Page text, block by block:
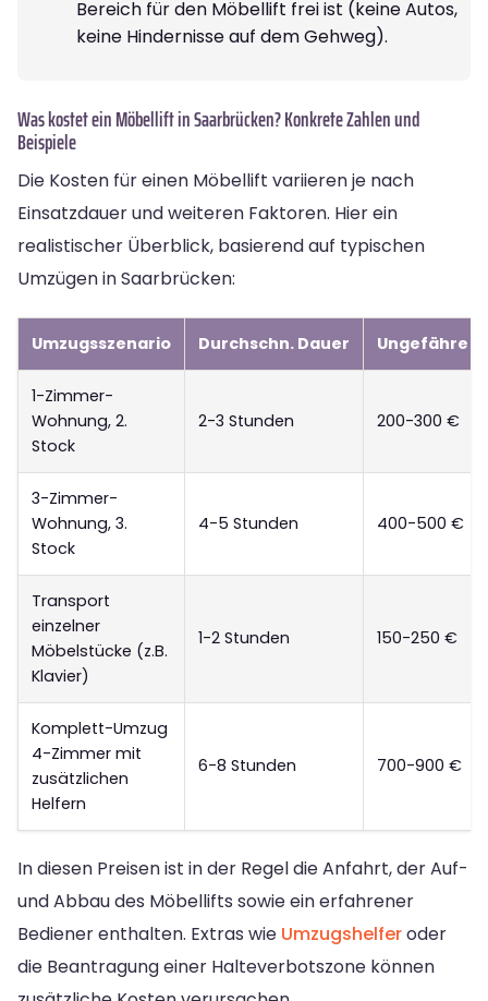
Bereich für den Möbellift frei ist (keine Autos,
keine Hindernisse auf dem Gehweg).
Was kostet ein Möbellift in Saarbrücken? Konkrete Zahlen und
Beispiele
Die Kosten für einen Möbellift variieren je nach
Einsatzdauer und weiteren Faktoren. Hier ein
realistischer Überblick, basierend auf typischen
Umzügen in Saarbrücken:
Umzugsszenario Durchschn. Dauer Ungefähre
1-Zimmer-
Wohnung, 2.
Stock
2-3 Stunden 200-300 €
3-Zimmer-
Wohnung, 3.
Stock
4-5 Stunden 400-500 €
Transport
einzelner
Möbelstücke (z.B.
Klavier)
1-2 Stunden 150-250 €
Komplett-Umzug
4-Zimmer mit
zusätzlichen
Helfern
6-8 Stunden 700-900 €
In diesen Preisen ist in der Regel die Anfahrt, der Auf-
und Abbau des Möbellifts sowie ein erfahrener
Bediener enthalten. Extras wie Umzugshelferoder
die Beantragung einer Halteverbotszone können